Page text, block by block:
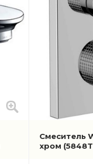
Смеситель
хром